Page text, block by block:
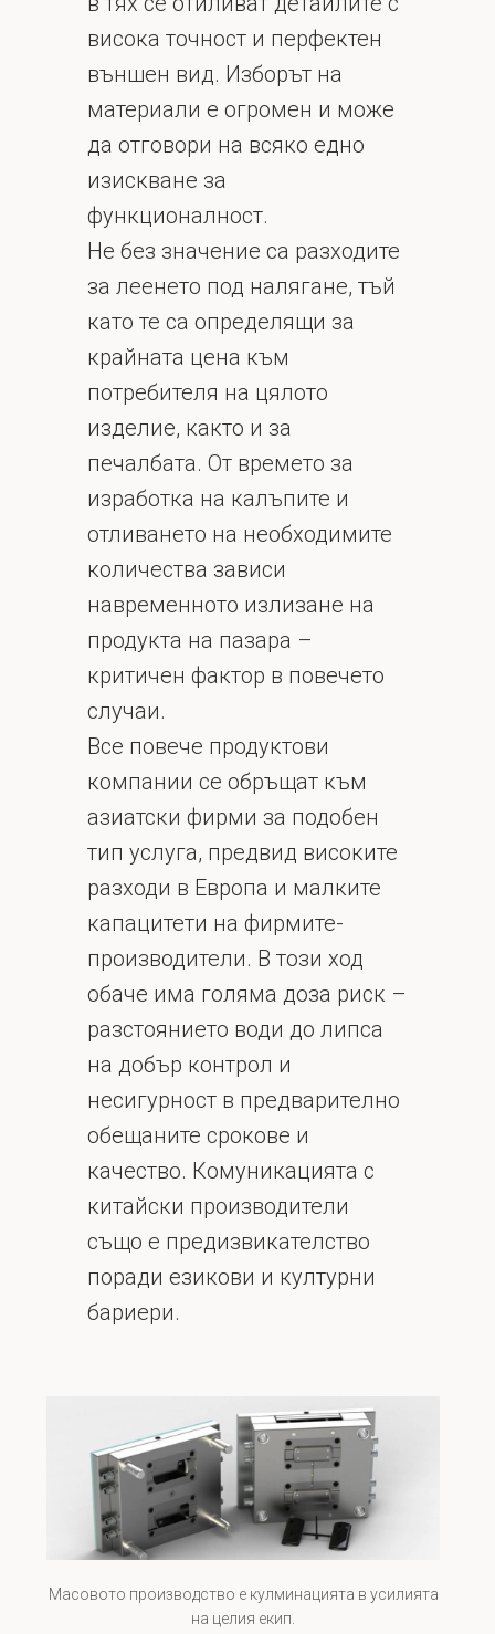
висока точност и перфектен
външен вид. Изборът на
материали е огромен и може
да отговори на всяко едно
изискване за
функционалност.
Не без значение са разходите
за леенето под налягане, тъй
като те са определящи за
крайната цена към
потребителя на цялото
изделие, както и за
печалбата. От времето за
изработка на калъпите и
отливането на необходимите
количества зависи
навременното излизане на
продукта на пазара –
критичен фактор в повечето
случаи.
Все повече продуктови
компании се обръщат към
азиатски фирми за подобен
тип услуга, предвид високите
разходи в Европа и малките
капацитети на фирмите-
производители. В този ход
обаче има голяма доза риск –
разстоянието води до липса
на добър контрол и
несигурност в предварително
обещаните срокове и
качество. Комуникацията с
китайски производители
също е предизвикателство
поради езикови и културни
бариери.
Масовото производство е кулминацията в усилията
на целия екип.